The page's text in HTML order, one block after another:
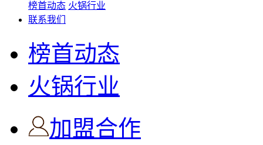
榜首动态 火锅行业
联系我们
榜首动态
火锅行业
加盟合作